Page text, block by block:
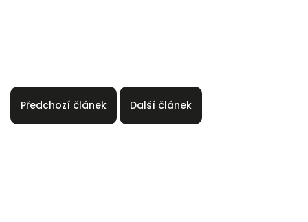
Předchozí článek Další článek